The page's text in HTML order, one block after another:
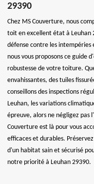
29390
Chez MS Couverture, nous
toit en excellent état à Leuhan
défense contre les intempéries
nous vous proposons ce guide
robustesse de votre toiture.
envahissantes, des tuiles
conseillons des inspections
Leuhan, les variations
épreuve, alors ne négligez pas
Couverture est là pour vous
efficaces et durables.
d'un habitat sain et sécurisé
notre priorité à Leuhan 29390.